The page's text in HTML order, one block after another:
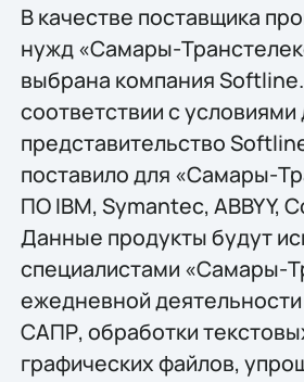
В качестве поставщика
нужд «Самары-
выбрана компания
соответствии с условиями
представительство
поставило для «Самары-
ПО IBM, Symantec, ABBYY,
Данные продукты будут
специалистами «Самары-
ежедневной
САПР, обработки
графических файлов,